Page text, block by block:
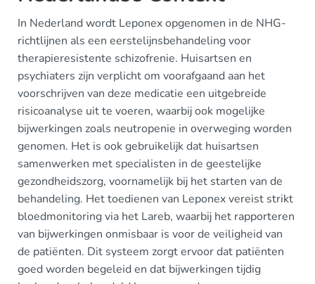
In Nederland wordt Leponex opgenomen in de NHG-
richtlijnen als een eerstelijnsbehandeling voor
therapieresistente schizofrenie. Huisartsen en
psychiaters zijn verplicht om voorafgaand aan het
voorschrijven van deze medicatie een uitgebreide
risicoanalyse uit te voeren, waarbij ook mogelijke
bijwerkingen zoals neutropenie in overweging worden
genomen. Het is ook gebruikelijk dat huisartsen
samenwerken met specialisten in de geestelijke
gezondheidszorg, voornamelijk bij het starten van de
behandeling. Het toedienen van Leponex vereist strikt
bloedmonitoring via het Lareb, waarbij het rapporteren
van bijwerkingen onmisbaar is voor de veiligheid van
de patiënten. Dit systeem zorgt ervoor dat patiënten
goed worden begeleid en dat bijwerkingen tijdig